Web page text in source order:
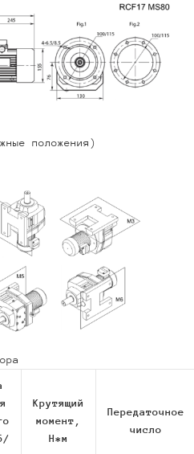
положения)
Крутящий
момент,
Н*м
Передаточное
число